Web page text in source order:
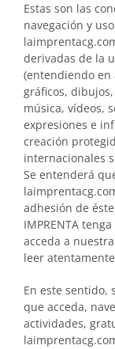
Estas son las
navegación y
derivadas de la
(entendiendo en
gráficos,
música, vídeos,
expresiones e
creación
internacionales
Se entenderá
adhesión de
IMPRENTA
acceda a
leer
En este sentido,
que acceda,
actividades,